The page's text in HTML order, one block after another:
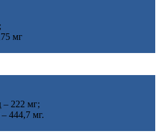
мг
– 222 мг;
444,7 мг.